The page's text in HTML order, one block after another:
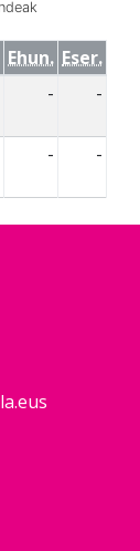
Ehun. Eser.
- -
- -